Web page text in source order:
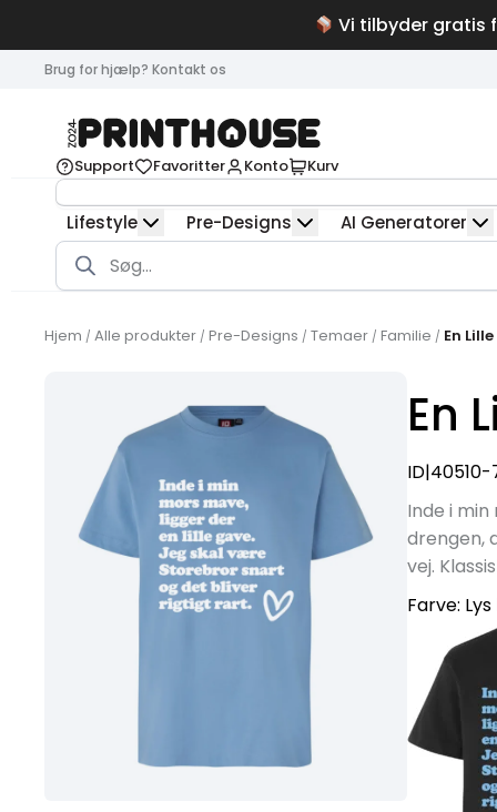
Vi tilbyder gratis
Brug for hjælp? Kontakt os
Support Favoritter Konto Kurv
Lifestyle
Pre-Designs AI Generatorer
Products
search
Hjem / Alle produkter / Pre-Designs / Temaer / Familie / En
En
Inde i
drengen,
vej.
Farve: